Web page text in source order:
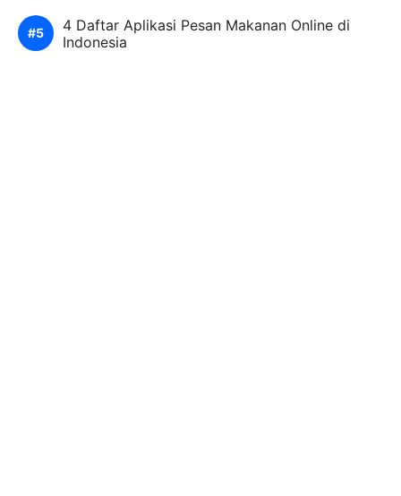
4 Daftar Aplikasi Pesan Makanan Online di
Indonesia